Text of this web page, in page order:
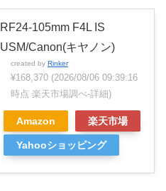
RF24-105mm F4L IS
USM/Canon(キヤノン)
created by Rinker
¥168,370 (2026/08/06 09:39:16
時点 楽天市場調べ-詳細)
Amazon 楽天市場
Yahooショッピング